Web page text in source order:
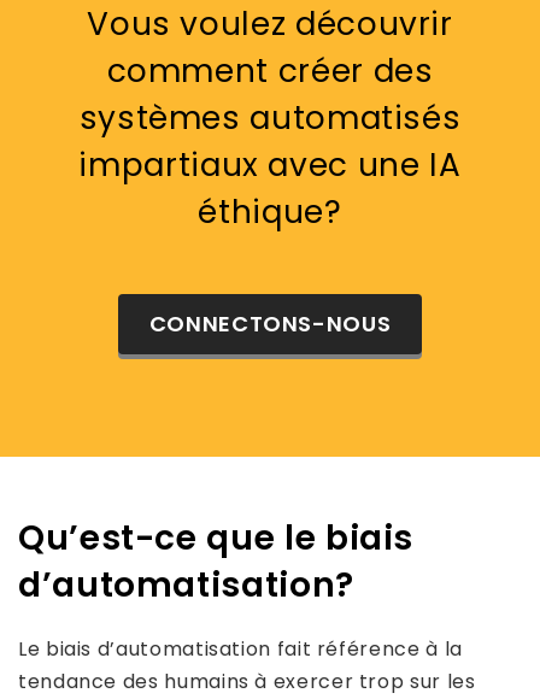
Vous voulez découvrir
comment créer des
systèmes automatisés
impartiaux avec une IA
éthique?
CONNECTONS-NOUS
Qu’est-ce que le biais
d’automatisation?
Le biais d’automatisation fait référence à la
tendance des humains à exercer trop sur les